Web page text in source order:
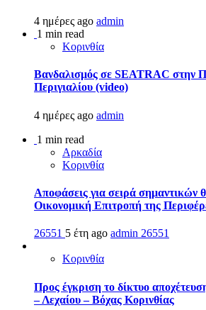
4 ημέρες ago admin
1 min read
Κορινθία
Βανδαλισμός σε SEATRAC στην
Περιγιαλίου (video)
4 ημέρες ago admin
1 min read
Αρκαδία
Κορινθία
Αποφάσεις για σειρά σημαντικών
Οικονομική Επιτροπή της
26551 5 έτη ago admin 26551
Κορινθία
Προς έγκριση το δίκτυο
– Λεχαίου – Βόχας Κορινθίας